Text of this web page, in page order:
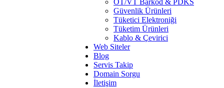
OT/VT Barkod & PDKS
Güvenlik Ürünleri
Tüketici Elektroniği
Tüketim Ürünleri
Kablo & Çevirici
Web Siteler
Blog
Servis Takip
Domain Sorgu
İletişim